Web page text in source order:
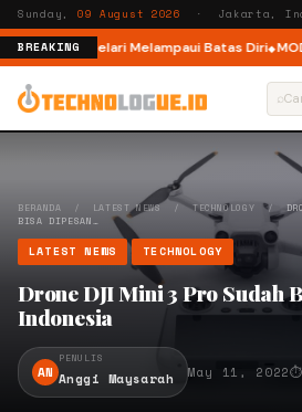
Sunday, 09 August 2026 · Jakarta,
BREAKING
Ajak Pelari Melampaui Batas Diri
⌕
BERANDA / LATEST NEWS/TECHNOLOGY /
BISA DIPESAN…
LATEST NEWS TECHNOLOGY
Drone DJI Mini 3 Pro Sudah
Indonesia
AN
PENULIS
Anggi Maysarah May 11, 2022